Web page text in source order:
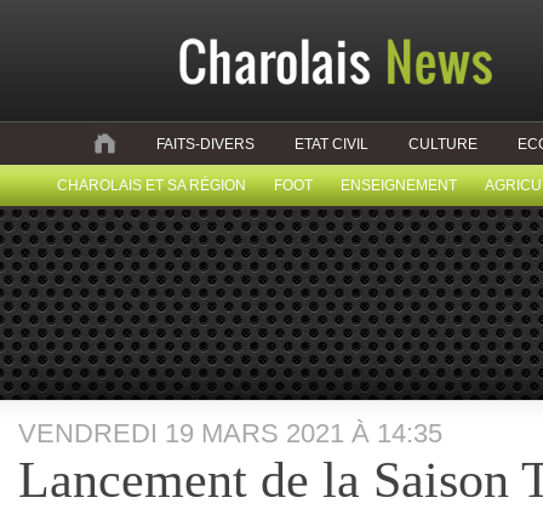
FAITS-DIVERS ETAT CIVIL CULTURE
CHAROLAIS ET SA RÉGION FOOT ENSEIGNEMENT
VENDREDI 19 MARS 2021 À 14:35
Lancement de la Saison